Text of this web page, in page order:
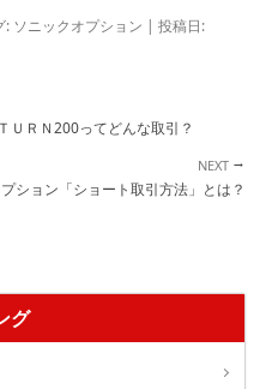
: ソニックオプション | 投稿日:
ＵＲＮ200ってどんな取引？
ション「ショート取引方法」とは？
→
グ